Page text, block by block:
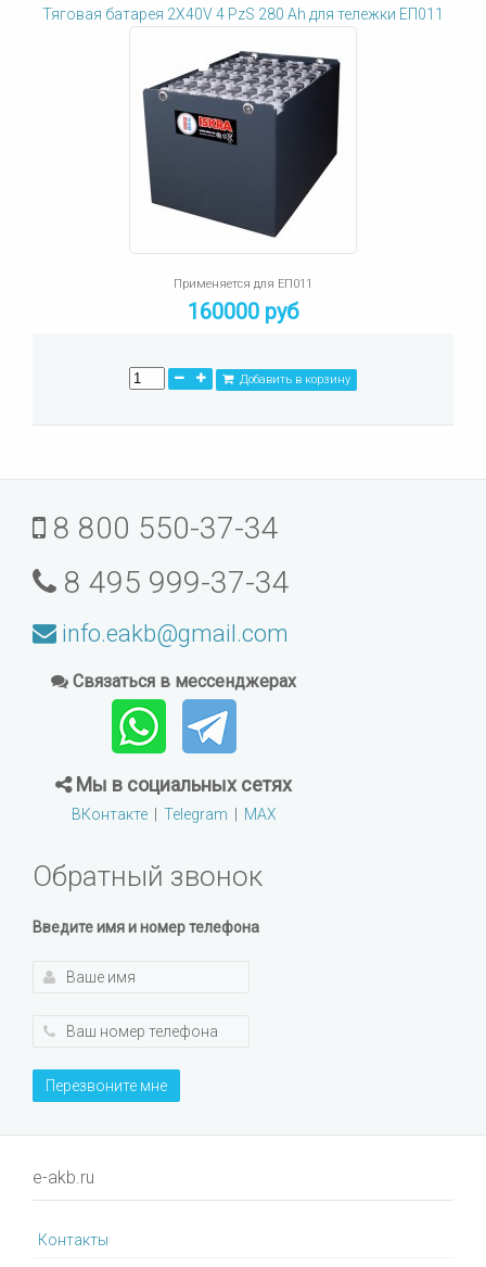
Тяговая батарея 2X40V 4 PzS 280 Ah для тележки ЕП011
Применяется для ЕП011
160000 руб
Добавить в корзину
8 800 550-37-34
8 495 999-37-34
info.eakb@gmail.com
Связаться в мессенджерах
Мы в социальных сетях
ВКонтакте| Telegram | MAX
Обратный звонок
Введите имя и номер телефона
Перезвоните мне
e-akb.ru
Контакты